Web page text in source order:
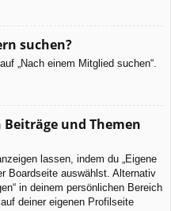
suchen?
„Nach einem Mitglied suchen“.
und Themen
lassen, indem du „Eigene
Boardseite auswählst. Alternativ
in deinem persönlichen Bereich
deiner eigenen Profilseite